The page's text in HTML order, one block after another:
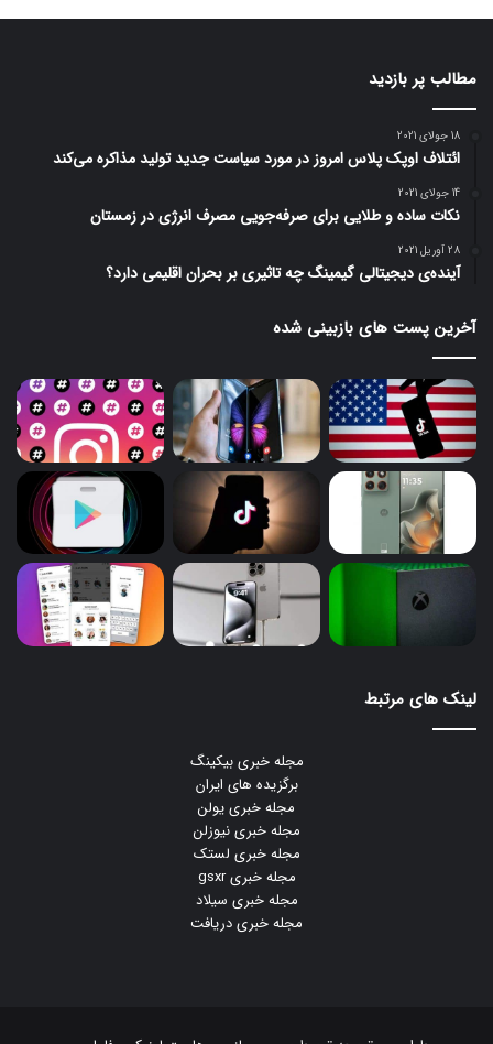
مطالب پر بازدید
18 جولای 2021
ائتلاف اوپک پلاس امروز در مورد سیاست جدید تولید مذاکره می‌کند
14 جولای 2021
نکات ساده و طلایی برای صرفه‌جویی مصرف انرژی در زمستان
28 آوریل 2021
آینده‌ی دیجیتالی گیمینگ چه تاثیری بر بحران اقلیمی دارد؟
آخرین پست های بازبینی شده
لینک های مرتبط
مجله خبری بیکینگ
برگزیده های ایران
مجله خبری یولن
مجله خبری نیوزلن
مجله خبری لستک
مجله خبری gsxr
مجله خبری سیلاد
مجله خبری دریافت